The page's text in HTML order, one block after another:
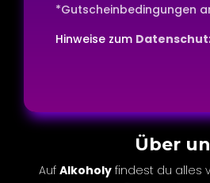
*Gutscheinbedingungen
Hinweise zum
Über
AufAlkoholy findest du alles